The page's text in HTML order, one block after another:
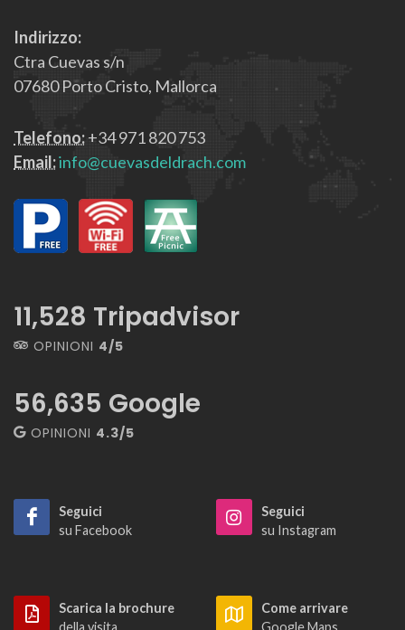
Indirizzo:
Ctra Cuevas s/n
07680 Porto Cristo, Mallorca
Telefono:+34 971 820 753
Email:info@cuevasdeldrach.com
13,267 Tripadvisor
OPINIONI 4/5
56,635 Google
OPINIONI 4.3/5
Seguici
su Facebook
Seguici
su Instagram
Scarica la brochure
della visita
Come arrivare
Google Maps